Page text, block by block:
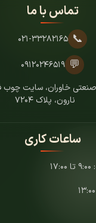
تماس با ما
📞 ۰۲۱-۳۳۲۸۲۱۶۵
💬 ۰۹۱۲۰۲۴۶۵۱۹
خاوران، سایت چوب
نارون، پلاک ۷۲۰۴
ساعات کاری